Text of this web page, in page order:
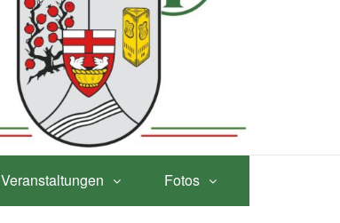
Veranstaltungen Fotos